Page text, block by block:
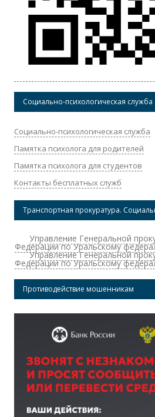
Социально-психологическая служба
Социально-психологическая служба
Памятка психолога для родителей
Памятка психолога для студентов
Контакты бесплатных служб
Транспортная прокуратура.
Управление Генеральной
Федерации по Уральскому
Управление Генеральной
Федерации по Уральскому
Противодействие мошенникам